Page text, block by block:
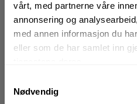
vårt, med partnerne våre
annonsering og
med annen informasjon du
eller som de har samlet inn
Nødvendig
Kampanjer
Kvalitetsprodukter til
Produktnyheter
VELG
Art.nr. 72094673